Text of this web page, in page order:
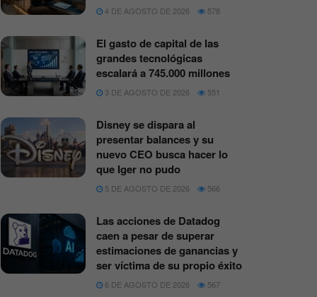
4 DE AGOSTO DE 2026 578
El gasto de capital de las
grandes tecnológicas
escalará a 745.000 millones
3 DE AGOSTO DE 2026 551
Disney se dispara al
presentar balances y su
nuevo CEO busca hacer lo
que Iger no pudo
5 DE AGOSTO DE 2026 566
Las acciones de Datadog
caen a pesar de superar
estimaciones de ganancias y
ser víctima de su propio éxito
6 DE AGOSTO DE 2026 567